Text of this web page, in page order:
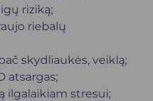
riziką;
riebalų
skydliaukės, veiklą;
atsargas;
ilgalaikiam stresui;